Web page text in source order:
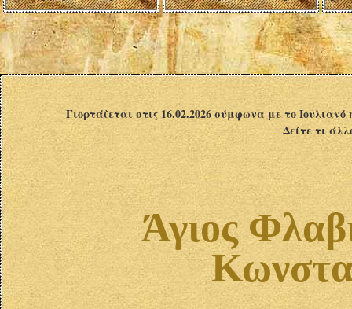
Γιορτάζεται στις 16.02.2026 σύμφωνα με το
Δείτε τι
Άγιος